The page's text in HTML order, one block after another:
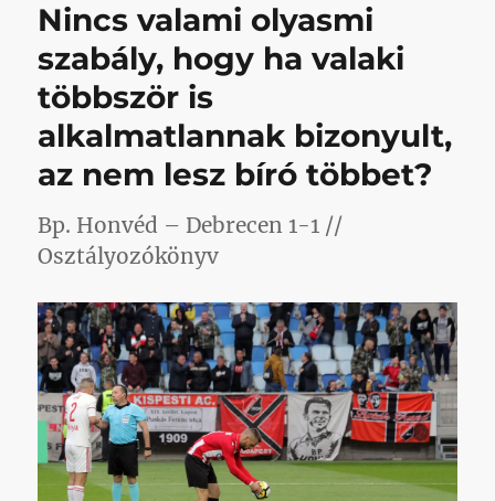
nélkül
is
hozza
Molnár
Zoli
lapstatisztikáját
bejegyzéshez
Nincs valami olyasmi
szabály, hogy ha valaki
többször is
alkalmatlannak bizonyult,
az nem lesz bíró többet?
Bp. Honvéd – Debrecen 1-1 //
Osztályozókönyv